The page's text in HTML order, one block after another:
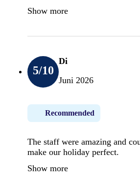
Show more
5/10
Di
Juni 2026
Recommended
The staff were amazing and
make our holiday perfect.
Show more